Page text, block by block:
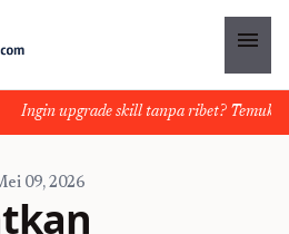
menu
upgrade skill tanpa ribet? Temukan
09, 2026